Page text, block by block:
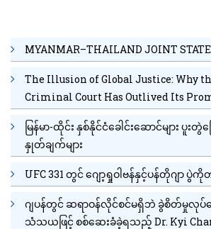
MYANMAR–THAILAND JOINT
The Illusion of Global Justice: Why
Criminal Court Has Outlived Its
မြန်မာ-ထိုင်း နှစ်နိုင်ငံခေါင်းဆောင်များ ပူ
နှုတ်ချက်များ
UFC 331 တွင် ဂျော့ရှုဝါဗန်နှင့်ပန်တိုဂျာ
ဂျပန်တွင် ဆရာဝန်လိုင်စင်မရှိဘဲ ခွဲစိတ်မှုလု
သံသယဖြင့် စစ်ဆေးခံခဲ့ရသည့် Dr. Kyi Chan